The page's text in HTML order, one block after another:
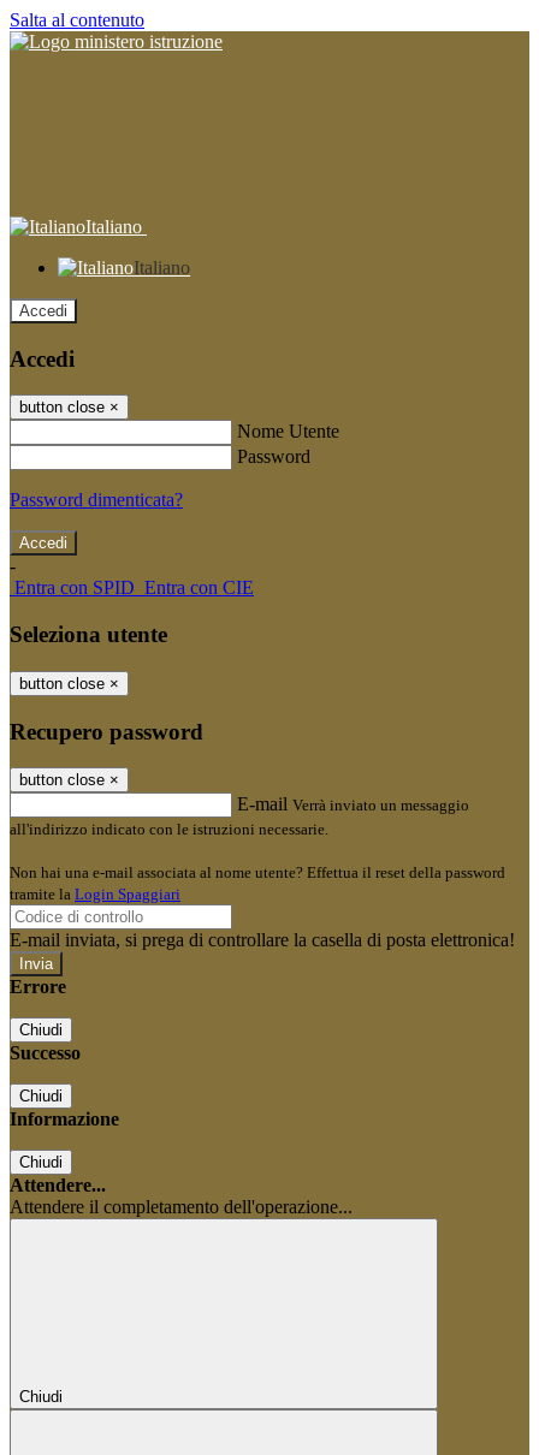
Salta al contenuto
Italiano
Italiano
Accedi
Accedi
button close ×
Nome Utente
Password
Password dimenticata?
-
Entra con SPID Entra con CIE
Seleziona utente
button close ×
Recupero password
button close ×
E-mail Verrà inviato un messaggio
all'indirizzo indicato con le istruzioni necessarie.
Non hai una e-mail associata al nome utente? Effettua il reset della password
tramite la Login Spaggiari
E-mail inviata, si prega di controllare la casella di posta elettronica!
Errore
Chiudi
Successo
Chiudi
Informazione
Chiudi
Attendere...
Attendere il completamento dell'operazione...
Chiudi